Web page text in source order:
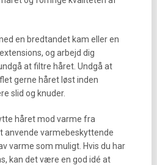
en bredtandet kam eller en
og arbejd dig
at filtre håret. Undgå at
gerne håret løst inden
slid og knuder.
håret mod varme fra
anvende varmebeskyttende
varme som muligt. Hvis du har
kan det være en god idé at